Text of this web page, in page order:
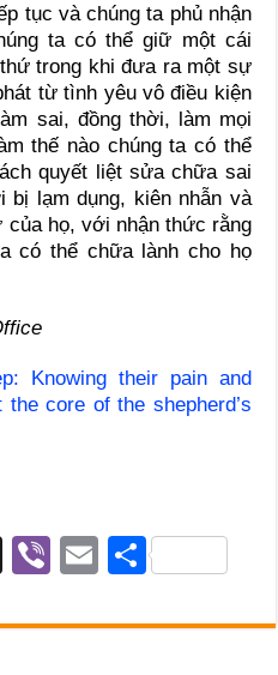
tục và chúng ta phủ nhận
ta có thể giữ một cái
trong khi đưa ra một sự
từ tình yêu vô điều kiện
sai, đồng thời, làm mọi
thế nào chúng ta có thể
quyết liệt sửa chữa sai
lạm dụng, kiên nhẫn và
họ, với nhận thức rằng
có thể chữa lành cho họ
Knowing their pain and
core of the shepherd’s
T
e
Vi
er
E
ail
S
ar